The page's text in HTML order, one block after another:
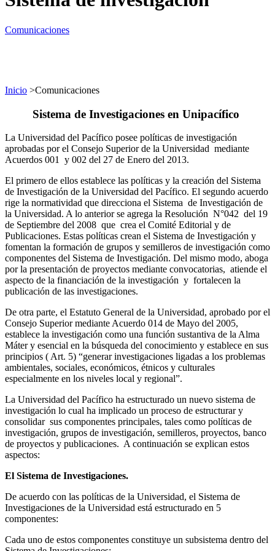
Comunicaciones
Inicio >Comunicaciones
Sistema de Investigaciones en Unipacífico
La Universidad del Pacífico posee políticas de investigación
aprobadas por el Consejo Superior de la Universidad mediante
Acuerdos 001 y 002 del 27 de Enero del 2013.
El primero de ellos establece las políticas y la creación del Sistema
de Investigación de la Universidad del Pacífico. El segundo acuerdo
rige la normatividad que direcciona el Sistema de Investigación de
la Universidad. A lo anterior se agrega la Resolución N°042 del 19
de Septiembre del 2008 que crea el Comité Editorial y de
Publicaciones. Estas políticas crean el Sistema de Investigación y
fomentan la formación de grupos y semilleros de investigación como
componentes del Sistema de Investigación. Del mismo modo, aboga
por la presentación de proyectos mediante convocatorias, atiende el
aspecto de la financiación de la investigación y fortalecen la
publicación de las investigaciones.
De otra parte, el Estatuto General de la Universidad, aprobado por el
Consejo Superior mediante Acuerdo 014 de Mayo del 2005,
establece la investigación como una función sustantiva de la Alma
Máter y esencial en la búsqueda del conocimiento y establece en sus
principios ( Art. 5) “generar investigaciones ligadas a los problemas
ambientales, sociales, económicos, étnicos y culturales
especialmente en los niveles local y regional”.
La Universidad del Pacífico ha estructurado un nuevo sistema de
investigación lo cual ha implicado un proceso de estructurar y
consolidar sus componentes principales, tales como políticas de
investigación, grupos de investigación, semilleros, proyectos, banco
de proyectos y publicaciones. A continuación se explican estos
aspectos:
El Sistema de Investigaciones.
De acuerdo con las políticas de la Universidad, el Sistema de
Investigaciones de la Universidad está estructurado en 5
componentes:
Cada uno de estos componentes constituye un subsistema dentro del